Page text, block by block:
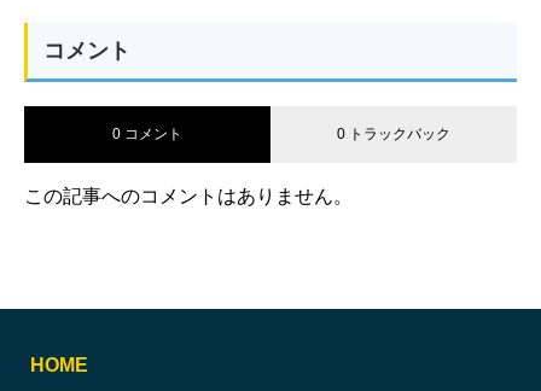
コメント
0 コメント 0 トラックバック
この記事へのコメントはありません。
HOME